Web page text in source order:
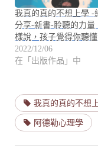
我真的真的不想上學 -
分享-新書-聆聽的力量
樣說，孩子覺得你聽懂
2022/12/06
在「出版作品」中
我真的真的不想
阿德勒心理學